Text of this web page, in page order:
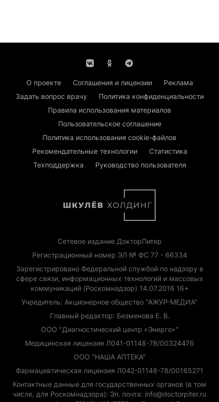
О проекте Соглашения и лицензии
Реклама
Задать вопрос врачу
Политика конфиденциальности
Правила использования материалов
Пользовательское соглашение
Политика использования cookie-файлов
Рекомендательные технологии
Статистика
Техподдержка
Руководство пользователя
Сетевое издание ДокторПитер
Регистрационный номер ЭЛ № ФС 77 - 66334
Зарегистрировано Федеральной службой по надзору в
сфере связи, информационных технологий и массовых
коммуникаций (Роскомнадзор) 14.07.2016 16+
Учредитель: Акционерное общество "АЖУР-МЕДИА"
Главный редактор: Безменова Е. В.
ООО "Диагностический центр «Энерго»"
Медицинская лицензия Л041-01148-78/00324476
ООО "НАША АПТЕКА"
Фармацевтическая лицензия Л042-01148-78/00165271
Контактные данные для государственных органов (в том
числе, для Роскомнадзора): Эл. почта: info@doctorpiter.ru